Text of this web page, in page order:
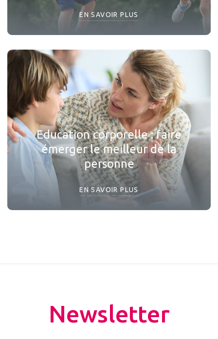
EN SAVOIR PLUS
Education corporelle : faire
émerger le meilleur de la
personne
EN SAVOIR PLUS
Newsletter